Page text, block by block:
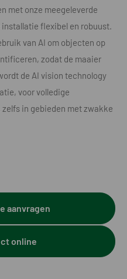
met onze meegeleverde
flexibel en robuust.
van AI om objecten op
zodat de maaier
de AI vision technology
voor volledige
in gebieden met zwakke
aanvragen
online